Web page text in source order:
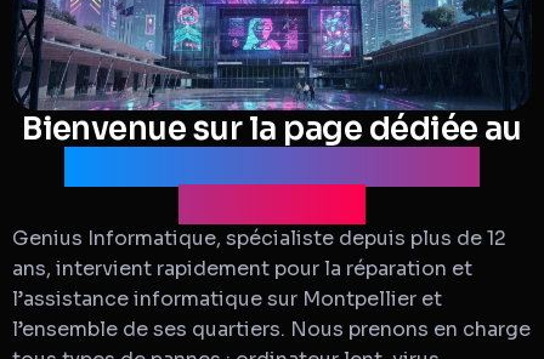
Bienvenue sur la page dédiée au
Genius Informatique, spécialiste depuis plus de 12
ans, intervient rapidement pour la réparation et
l’assistance informatique sur Montpellier et
l’ensemble de ses quartiers. Nous prenons en charge